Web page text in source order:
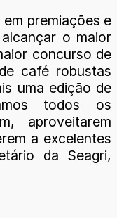
premiações e
o maior
concurso de
café robustas
uma edição de
todos os
aproveitarem
a excelentes
da Seagri,